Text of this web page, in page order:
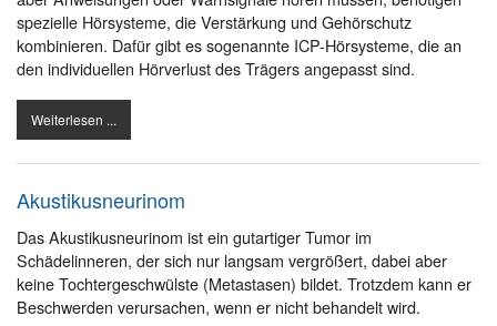
spezielle Hörsysteme, die Verstärkung und Gehörschutz
kombinieren. Dafür gibt es sogenannte ICP-Hörsysteme, die an
den individuellen Hörverlust des Trägers angepasst sind.
Weiterlesen ...
Akustikusneurinom
Das Akustikusneurinom ist ein gutartiger Tumor im
Schädelinneren, der sich nur langsam vergrößert, dabei aber
keine Tochtergeschwülste (Metastasen) bildet. Trotzdem kann er
Beschwerden verursachen, wenn er nicht behandelt wird.